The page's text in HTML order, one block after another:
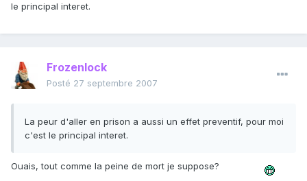
le principal interet.
Frozenlock
Posté 27 septembre 2007
La peur d'aller en prison a aussi un effet preventif, pour moi
c'est le principal interet.
Ouais, tout comme la peine de mort je suppose?